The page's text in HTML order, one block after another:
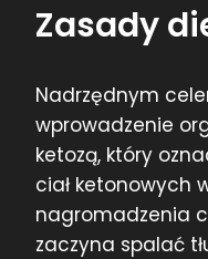
Zasady
Nadrzędnym
wprowadzenie
ketozą, który
ciał ketonowych
nagromadzenia
zaczyna spalać